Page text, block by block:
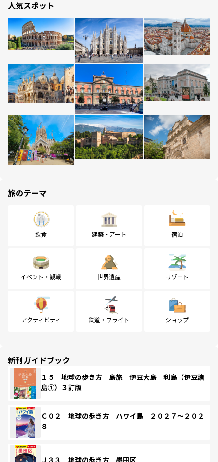
人気スポット
旅のテーマ
飲食 建築・アート 宿泊
イベント・観戦 世界遺産 リゾート
アクティビティ 鉄道・フライト ショップ
新刊ガイドブック
１５ 地球の歩き方 島旅 伊豆大島 利島（伊豆諸
島①）３訂版
Ｃ０２ 地球の歩き方 ハワイ島 ２０２７～２０２
８
Ｊ３３ 地球の歩き方 墨田区